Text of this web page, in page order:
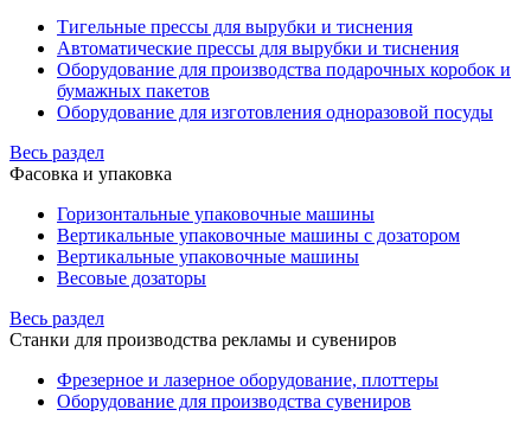
Тигельные прессы для вырубки и тиснения
Автоматические прессы для вырубки и тиснения
Оборудование для производства подарочных коробок и
бумажных пакетов
Оборудование для изготовления одноразовой посуды
Весь раздел
Фасовка и упаковка
Горизонтальные упаковочные машины
Вертикальные упаковочные машины с дозатором
Вертикальные упаковочные машины
Весовые дозаторы
Весь раздел
Станки для производства рекламы и сувениров
Фрезерное и лазерное оборудование, плоттеры
Оборудование для производства сувениров